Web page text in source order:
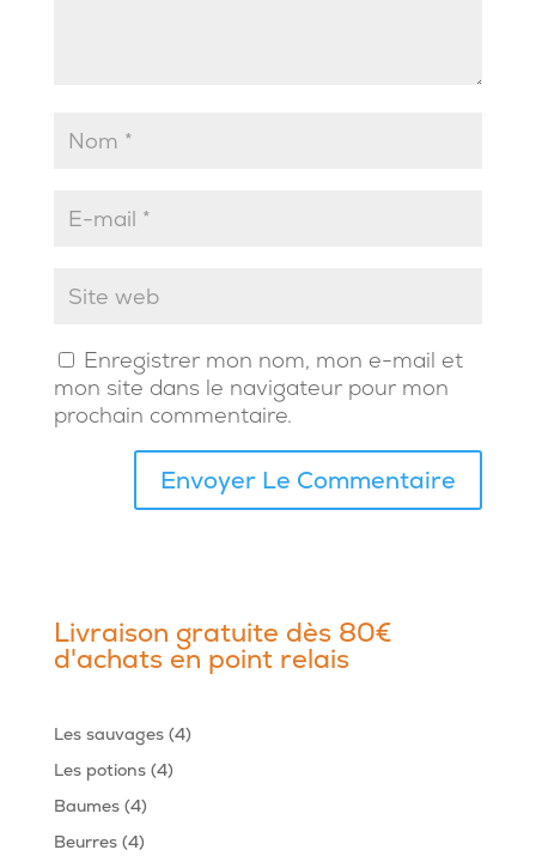
Enregistrer mon nom, mon e-mail et
mon site dans le navigateur pour mon
prochain commentaire.
Livraison gratuite dès 80€
d'achats en point relais
Les sauvages 44
Les potions 44
Baumes 44
produits
Beurres 44